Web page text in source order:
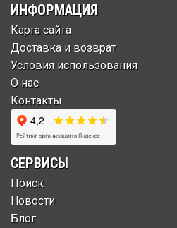
ИНФОРМАЦИЯ
Карта сайта
Доставка и возврат
Условия использования
О нас
Контакты
СЕРВИСЫ
Поиск
Новости
Блог